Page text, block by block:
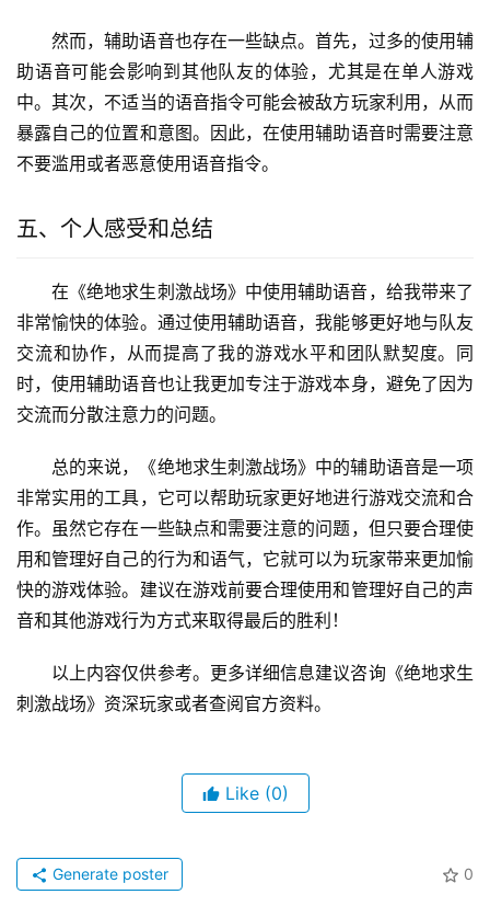
然而，辅助语音也存在一些缺点。首先，过多的使用辅
助语音可能会影响到其他队友的体验，尤其是在单人游戏
中。其次，不适当的语音指令可能会被敌方玩家利用，从而
暴露自己的位置和意图。因此，在使用辅助语音时需要注意
不要滥用或者恶意使用语音指令。
五、个人感受和总结
在《绝地求生刺激战场》中使用辅助语音，给我带来了
非常愉快的体验。通过使用辅助语音，我能够更好地与队友
交流和协作，从而提高了我的游戏水平和团队默契度。同
时，使用辅助语音也让我更加专注于游戏本身，避免了因为
交流而分散注意力的问题。
总的来说，《绝地求生刺激战场》中的辅助语音是一项
非常实用的工具，它可以帮助玩家更好地进行游戏交流和合
作。虽然它存在一些缺点和需要注意的问题，但只要合理使
用和管理好自己的行为和语气，它就可以为玩家带来更加愉
快的游戏体验。建议在游戏前要合理使用和管理好自己的声
音和其他游戏行为方式来取得最后的胜利！
以上内容仅供参考。更多详细信息建议咨询《绝地求生
刺激战场》资深玩家或者查阅官方资料。
Like (0)
0
Generate poster